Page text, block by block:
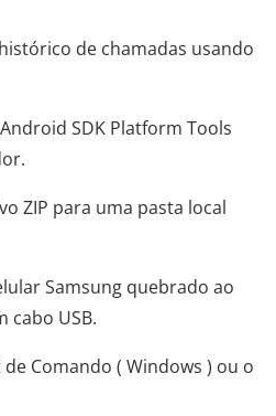
de chamadas usando
SDK Platform Tools
ZIP para uma pasta local
Samsung quebrado ao
cabo USB.
Comando ( Windows ) ou o